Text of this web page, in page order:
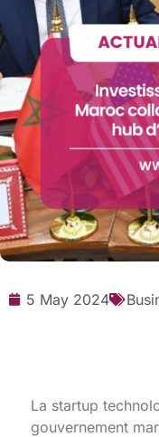
5 May 2024
La startup
gouvernement